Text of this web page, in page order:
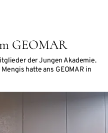
GEOMAR
der Jungen Akademie.
hatte ans GEOMAR in